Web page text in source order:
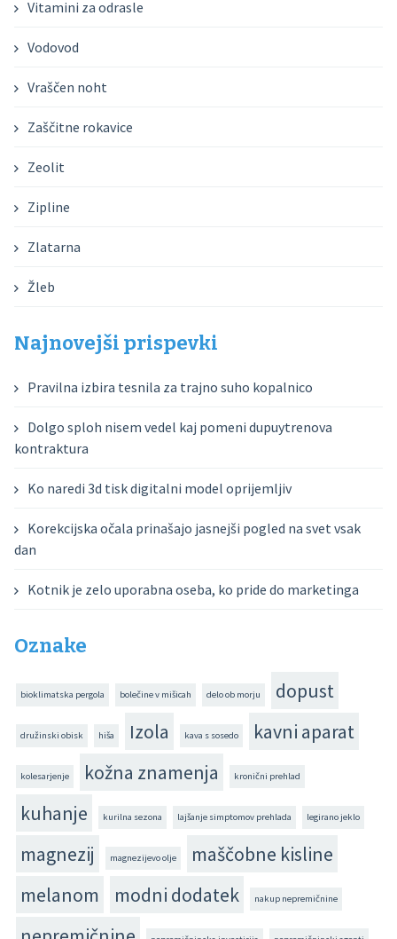
Vitamini za odrasle
Vodovod
Vraščen noht
Zaščitne rokavice
Zeolit
Zipline
Zlatarna
Žleb
Najnovejši prispevki
Pravilna izbira tesnila za trajno suho kopalnico
Dolgo sploh nisem vedel kaj pomeni dupuytrenova
kontraktura
Ko naredi 3d tisk digitalni model oprijemljiv
Korekcijska očala prinašajo jasnejši pogled na svet vsak
dan
Kotnik je zelo uporabna oseba, ko pride do marketinga
Oznake
bioklimatska pergola bolečine v mišicah delo ob morju dopust
družinski obisk hiša Izola kava s sosedo kavni aparat
kolesarjenje kožna znamenja kronični prehlad
kuhanje kurilna sezona lajšanje simptomov prehlada legirano jeklo
magnezij magnezijevo olje
maščobne kisline
melanom
modni dodatek nakup nepremičnine